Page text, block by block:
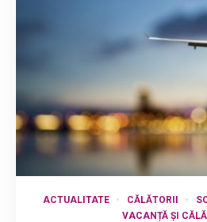
ACTUALITATE CĂLĂTORII
VACANȚĂ ȘI